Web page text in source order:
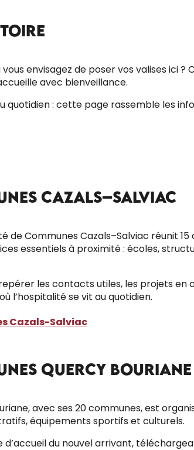
vous envisagez de poser vos valises
avec bienveillance.
quotidien : cette page rassemble les
CAZALS–SALVIAC
de Communes Cazals–Salviac réunit
essentiels à proximité : écoles,
les contacts utiles, les projets en
l’hospitalité se vit au quotidien.
Cazals-Salviac
QUERCY BOURIANE
avec ses 20 communes, est
équipements sportifs et culturels.
d’accueil du nouvel arrivant,